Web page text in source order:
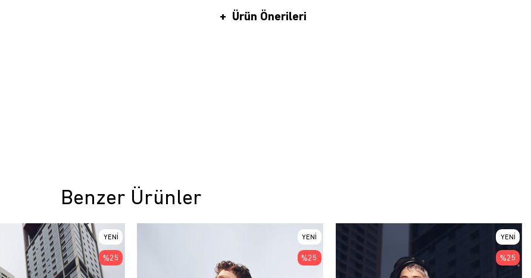
Ürün Önerileri
Benzer Ürünler
YENI
ÜRÜN
%25
YENI
ÜRÜN
%25
YENI
ÜRÜN
%25